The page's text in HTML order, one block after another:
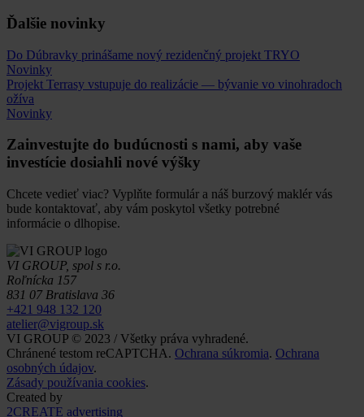
Ďalšie novinky
Do Dúbravky prinášame nový rezidenčný projekt TRYO
Novinky
Projekt Terrasy vstupuje do realizácie — bývanie vo vinohradoch
ožíva
Novinky
Zainvestujte do budúcnosti s nami, aby vaše
investície dosiahli nové výšky
Chcete vedieť viac? Vyplňte formulár a náš burzový maklér vás
bude kontaktovať, aby vám poskytol všetky potrebné
informácie o dlhopise.
VI GROUP, spol s r.o.
Roľnícka 157
831 07 Bratislava 36
+421 948 132 120
atelier@vigroup.sk
VI GROUP © 2023 / Všetky práva vyhradené.
Chránené testom reCAPTCHA. Ochrana súkromia. Ochrana
osobných údajov.
Zásady používania cookies.
Created by
2CREATE advertising